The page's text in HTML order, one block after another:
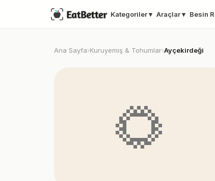
Kategoriler ▾ Araçlar ▾ Besin
Ana Sayfa›Kuruyemiş & Tohumlar›Ayçekirdeği
🌻